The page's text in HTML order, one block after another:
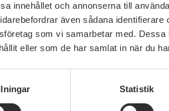
innehållet och annonserna till
även sådana identifierare
som vi samarbetar med.
eller som de har samlat in när du
Statistik
nyheter